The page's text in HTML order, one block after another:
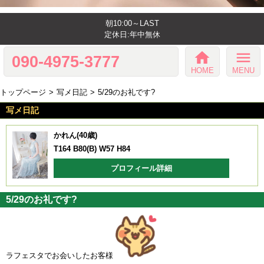
朝10:00～LAST
定休日:年中無休
090-4975-3777 home
HOME
menu
MENU
トップページ 写メ日記 5/29のお礼です?
写メ日記
かれん(40歳)
T164 B80(B) W57 H84
プロフィール詳細
5/29のお礼です?
ラフェスタでお会いしたお客様